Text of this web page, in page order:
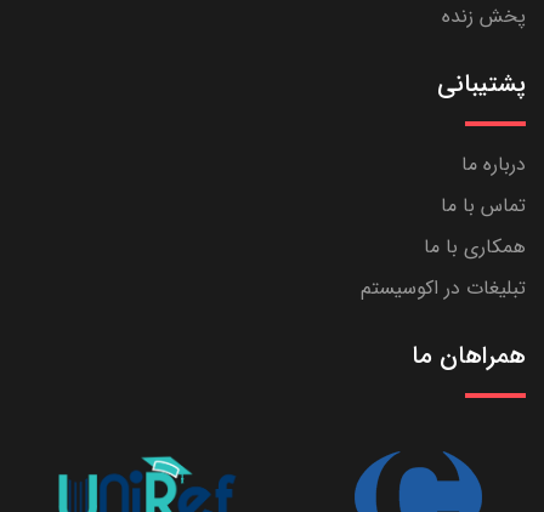
پخش زنده
پشتیبانی
درباره ما
تماس با ما
همکاری با ما
تبلیغات در اکوسیستم
همراهان ما